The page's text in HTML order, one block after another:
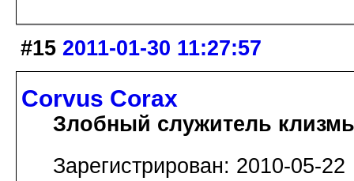
#15 2011-01-30 11:27:57
Corvus Corax
Злобный служитель
Зарегистрирован: 2010-05-22